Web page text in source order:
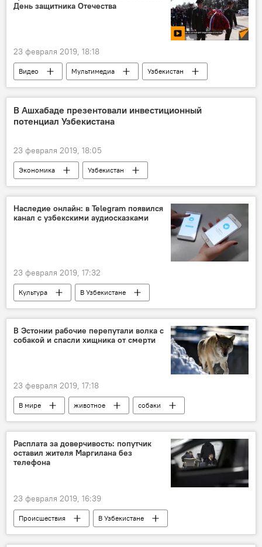
День защитника Отечества
23 февраля 2019, 18:18
Видео Мультимедиа
Узбекистан
Ташкент
праздник
Владимир Тюрденев
В Ашхабаде презентовали инвестиционный
потенциал Узбекистана
23 февраля 2019, 18:05
Экономика
Узбекистан
Туркменистан
Ашхабад
Европейский банк реконструкции и развития (ЕБРР)
Торговля
Политика
Наследие онлайн: в Telegram появился
канал с узбекскими аудиосказками
23 февраля 2019, 17:32
Культура В Узбекистане
В Эстонии рабочие перепутали волка с
собакой и спасли хищника от смерти
23 февраля 2019, 17:18
В мире животное
собаки
Эстония
Расплата за доверчивость: попутчик
оставил жителя Маргилана без
телефона
23 февраля 2019, 16:39
Происшествия В Узбекистане